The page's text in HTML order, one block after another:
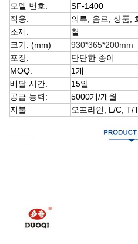
모델 번호:
SF-1400
적용:
의류, 음료, 상품,
소재:
철
크기: (mm)
930*365*200mm
포장:
단단한 종이
MOQ:
1개
배달 시간:
15일
공급 능력:
5000개/개월
지불
오프라인, L/C, T/